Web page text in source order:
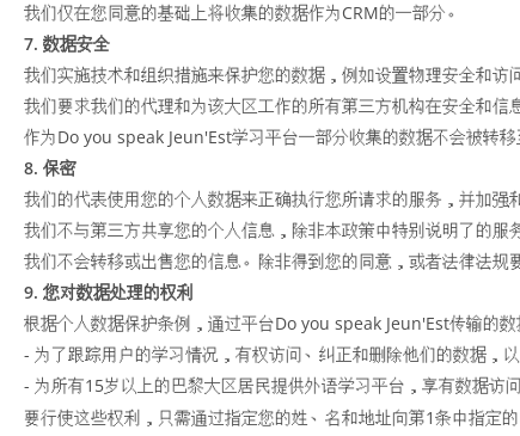
我们仅在您同意的基础上将收集的数据作为CRM的一部分。
7. 数据安全
我们实施技术和组织措施来保护您的数据，例如设置物理安全和访
我们要求我们的代理和为该大区工作的所有第三方机构在安全和
作为Do you speak Jeun'Est学习平台一部分收集的数据不会被转移
8. 保密
我们的代表使用您的个人数据来正确执行您所请求的服务，并加强
我们不与第三方共享您的个人信息，除非本政策中特别说明了的
我们不会转移或出售您的信息。除非得到您的同意，或者法律法规
9. 您对数据处理的权利
根据个人数据保护条例，通过平台Do you speak Jeun'Est传输的
- 为了跟踪用户的学习情况，有权访问、纠正和删除他们的数据，
- 为所有15岁以上的巴黎大区居民提供外语学习平台，享有数据访
要行使这些权利，只需通过指定您的姓、名和地址向第1条中指定